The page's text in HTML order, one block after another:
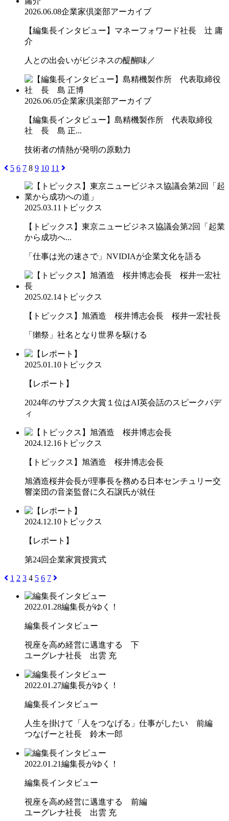
2026.06.08企業家倶楽部アーカイブ
【編集長インタビュー】マネーフォワード社長 辻 庸
介
人との出会いがビジネスの醍醐味／
2026.06.05企業家倶楽部アーカイブ
【編集長インタビュー】島精機製作所 代表取締役
社 長 島 正...
技術者の情熱が発明の原動力
5 6 7 8 9 10 11
2025.03.11 トピックス
【トピックス】東京ニュービジネス協議会第2回「起業
から成功へ...
「仕事は光の速さで」NVIDIAが企業文化を語る
2025.02.14 トピックス
【トピックス】旭酒造 桜井博志会長 桜井一宏社長
「獺祭」社名となり世界を駆ける
2025.01.10 トピックス
【レポート】
2024年のサブスク大賞１位はAI英会話のスピークバデ
ィ
2024.12.16 トピックス
【トピックス】旭酒造 桜井博志会長
旭酒造桜井会長が理事長を務める日本センチュリー交
響楽団の音楽監督に久石譲氏が就任
2024.12.10 トピックス
【レポート】
第24回企業家賞授賞式
1 2 3 4 5 6 7
2022.01.28編集長がゆく！
編集長インタビュー
視座を高め経営に邁進する 下
ユーグレナ社長 出雲 充
2022.01.27編集長がゆく！
編集長インタビュー
人生を掛けて「人をつなげる」仕事がしたい 前編
つなげーと社長 鈴木一郎
2022.01.21編集長がゆく！
編集長インタビュー
視座を高め経営に邁進する 前編
ユーグレナ社長 出雲 充